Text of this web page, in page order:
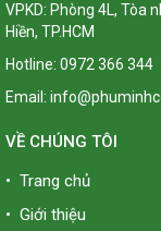
VPKD: Phòng 4L, Tòa
Hiền, TP.HCM
Hotline: 0972 366 344
Email:
VỀ CHÚNG TÔI
• Trang chủ
• Giới thiệu